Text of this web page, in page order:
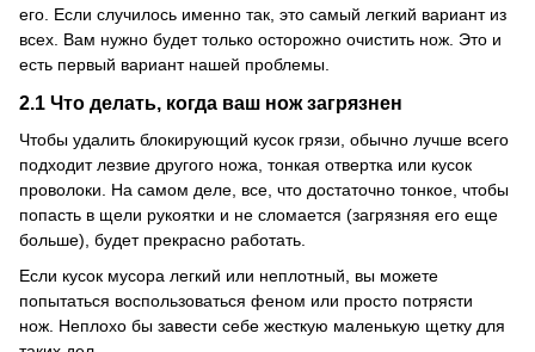
его. Если случилось именно так, это самый легкий вариант из
всех. Вам нужно будет только осторожно очистить нож. Это и
есть первый вариант нашей проблемы.
2.1 Что делать, когда ваш нож загрязнен
Чтобы удалить блокирующий кусок грязи, обычно лучше всего
подходит лезвие другого ножа, тонкая отвертка или кусок
проволоки. На самом деле, все, что достаточно тонкое, чтобы
попасть в щели рукоятки и не сломается (загрязняя его еще
больше), будет прекрасно работать.
Если кусок мусора легкий или неплотный, вы можете
попытаться воспользоваться феном или просто потрясти
нож. Неплохо бы завести себе жесткую маленькую щетку для